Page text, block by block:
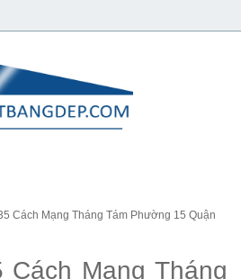
Cách Mạng Tháng Tám Phường 15 Quận
Cách Mạng Tháng